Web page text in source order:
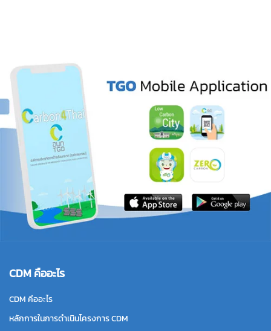
CDM คืออะไร
CDM คืออะไร
หลักการในการดำเนินโครงการ CDM